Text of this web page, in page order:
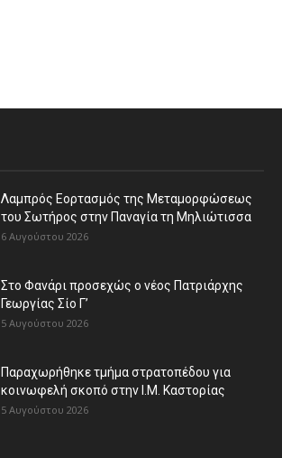
Λαμπρός Εορτασμός της Μεταμορφώσεως
του Σωτήρος στην Παναγία τη Μηλιώτισσα
6 Αυγούστου 2026
Στο Φανάρι προσεχώς ο νέος Πατριάρχης
Γεωργίας Σίο Γ’
5 Αυγούστου 2026
Παραχωρήθηκε τμήμα στρατοπέδου για
κοινωφελή σκοπό στην Ι.Μ. Καστορίας
5 Αυγούστου 2026